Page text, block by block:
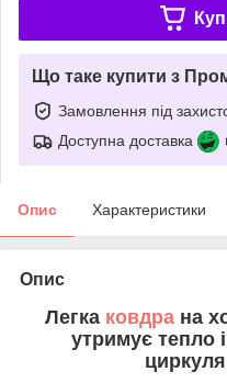
Що таке купити з
Замовлення під
Доступна доставка
Опис Характеристики
Опис
Легка ковдра на
утримує тепло